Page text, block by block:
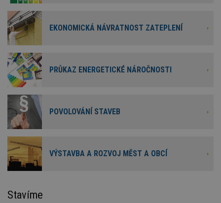
EKONOMICKÁ NÁVRATNOST ZATEPLENÍ
PRŮKAZ ENERGETICKÉ NÁROČNOSTI
POVOLOVÁNÍ STAVEB
VÝSTAVBA A ROZVOJ MĚST A OBCÍ
Stavíme